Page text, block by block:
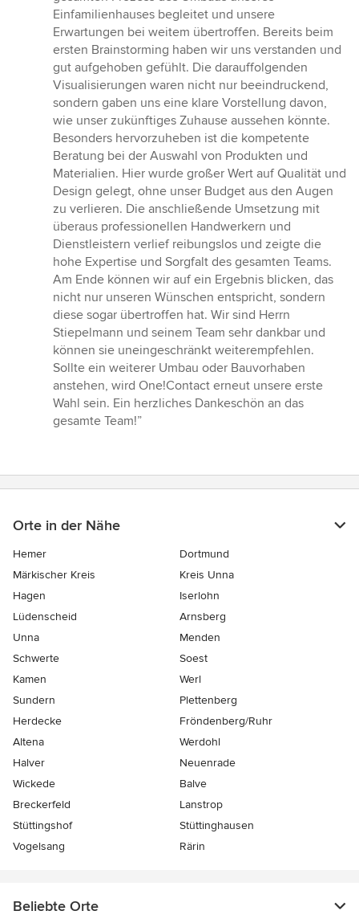
5
Sternen
Einfamilienhauses begleitet und unsere
Erwartungen bei weitem übertroffen. Bereits beim
ersten Brainstorming haben wir uns verstanden und
gut aufgehoben gefühlt. Die darauffolgenden
Visualisierungen waren nicht nur beeindruckend,
sondern gaben uns eine klare Vorstellung davon,
wie unser zukünftiges Zuhause aussehen könnte.
Besonders hervorzuheben ist die kompetente
Beratung bei der Auswahl von Produkten und
Materialien. Hier wurde großer Wert auf Qualität und
Design gelegt, ohne unser Budget aus den Augen
zu verlieren. Die anschließende Umsetzung mit
überaus professionellen Handwerkern und
Dienstleistern verlief reibungslos und zeigte die
hohe Expertise und Sorgfalt des gesamten Teams.
Am Ende können wir auf ein Ergebnis blicken, das
nicht nur unseren Wünschen entspricht, sondern
diese sogar übertroffen hat. Wir sind Herrn
Stiepelmann und seinem Team sehr dankbar und
können sie uneingeschränkt weiterempfehlen.
Sollte ein weiterer Umbau oder Bauvorhaben
anstehen, wird One!Contact erneut unsere erste
Wahl sein. Ein herzliches Dankeschön an das
gesamte Team!”
Orte in der Nähe
Hemer
Dortmund
Märkischer Kreis
Kreis Unna
Hagen
Iserlohn
Lüdenscheid
Arnsberg
Unna
Menden
Schwerte
Soest
Kamen
Werl
Sundern
Plettenberg
Herdecke
Fröndenberg/Ruhr
Altena
Werdohl
Halver
Neuenrade
Wickede
Balve
Breckerfeld
Lanstrop
Stüttingshof
Stüttinghausen
Vogelsang
Rärin
Beliebte Orte